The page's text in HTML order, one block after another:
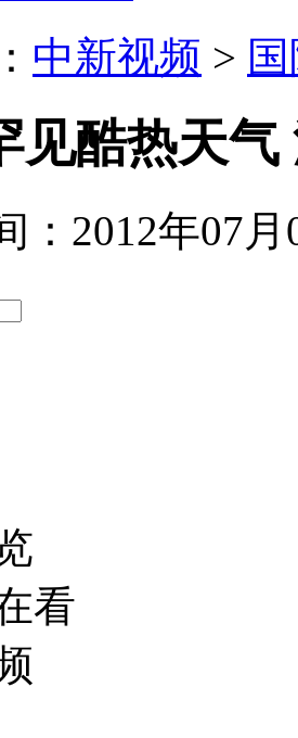
中新视频 >
见酷热天
：2012年07月
看